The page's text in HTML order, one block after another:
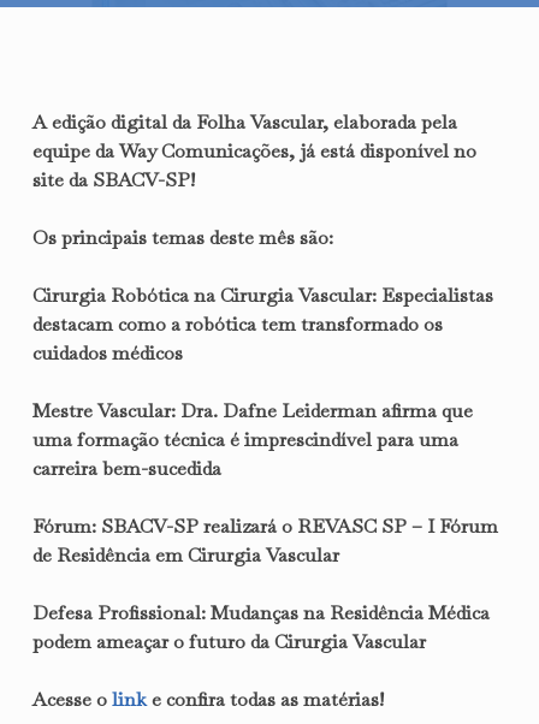
A edição digital da Folha Vascular, elaborada pela
equipe da Way Comunicações, já está disponível no
site da SBACV-SP!
Os principais temas deste mês são:
Cirurgia Robótica na Cirurgia Vascular:Especialistas
destacam como a robótica tem transformado os
cuidados médicos
Mestre Vascular:Dra. Dafne Leiderman afirma que
uma formação técnica é imprescindível para uma
carreira bem-sucedida
Fórum:SBACV-SP realizará o REVASC SP – I Fórum
de Residência em Cirurgia Vascular
Defesa Profissional:Mudanças na Residência Médica
podem ameaçar o futuro da Cirurgia Vascular
Acesse olinke confira todas as matérias!